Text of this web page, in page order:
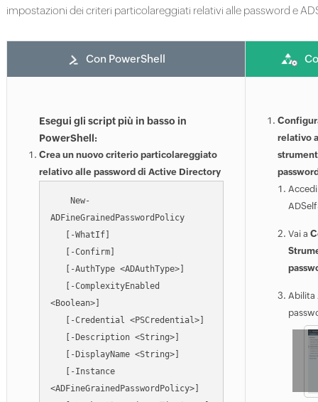
impostazioni dei criteri particolareggiati relativi alle password e
Con PowerShell
Esegui gli script più in basso in
PowerShell:
Crea un nuovo criterio particolareggiato
relativo alle password di Active Directory
ADFineGrainedPasswordPolicy
<Boolean>]
<ADFineGrainedPasswordPolicy>]
relativo
Vai a
Abilita